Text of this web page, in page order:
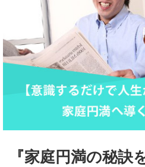
『家庭円満の秘訣